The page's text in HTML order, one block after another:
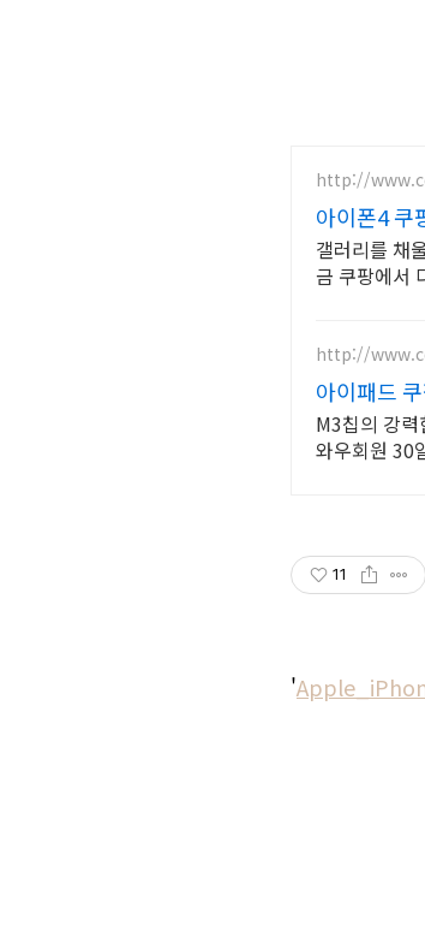
http://
아이폰4 쿠
갤러리를 채
금 쿠팡에서
http://
아이패드
M3칩의 강
와우회원 30
11
'